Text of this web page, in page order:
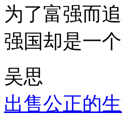
为了富强而
强国却是一
吴思
出售公正的生